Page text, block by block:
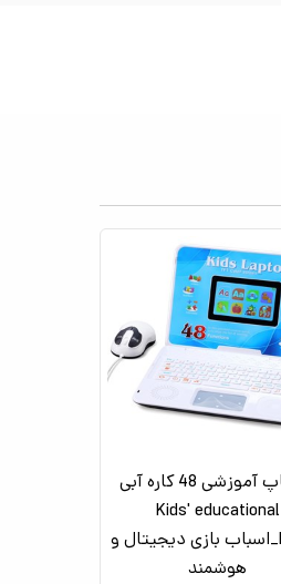
لپ تاپ آموزشی 48 کاره آبی
Kids' educational
laptop_اسباب بازی دیجیتال و
هوشمند